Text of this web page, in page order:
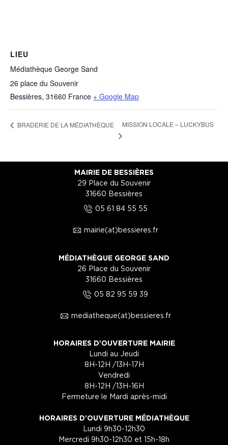
LIEU
Médiathèque George Sand
26 place du Souvenir
Bessières, 31660 France + Google Map
BRADERIE DE LA MÉDIATHÈQUE MISSION LOCALE – LUCKYBUS
MAIRIE DE BESSIÈRES
29 Place du Souvenir
31660 Bessières
5 05 61 84 55 55
1 mairie(at)bessieres.fr
MÉDIATHÈQUE GEORGE SAND
26 Place du Souvenir
31660 Bessières
5 05 82 95 59 39
1 mediatheque(at)bessieres.fr
HORAIRES D'OUVERTURE MAIRIE
Lundi au Jeudi
8H-12H /13H-17H
Vendredi
8H-12H /13H-16H
Fermeture le Mardi après-midi
HORAIRES D'OUVERTURE MÉDIATHÈQUE
Lundi 9h30-12h30
Mercredi 9h30-12h30 et 15h-18h